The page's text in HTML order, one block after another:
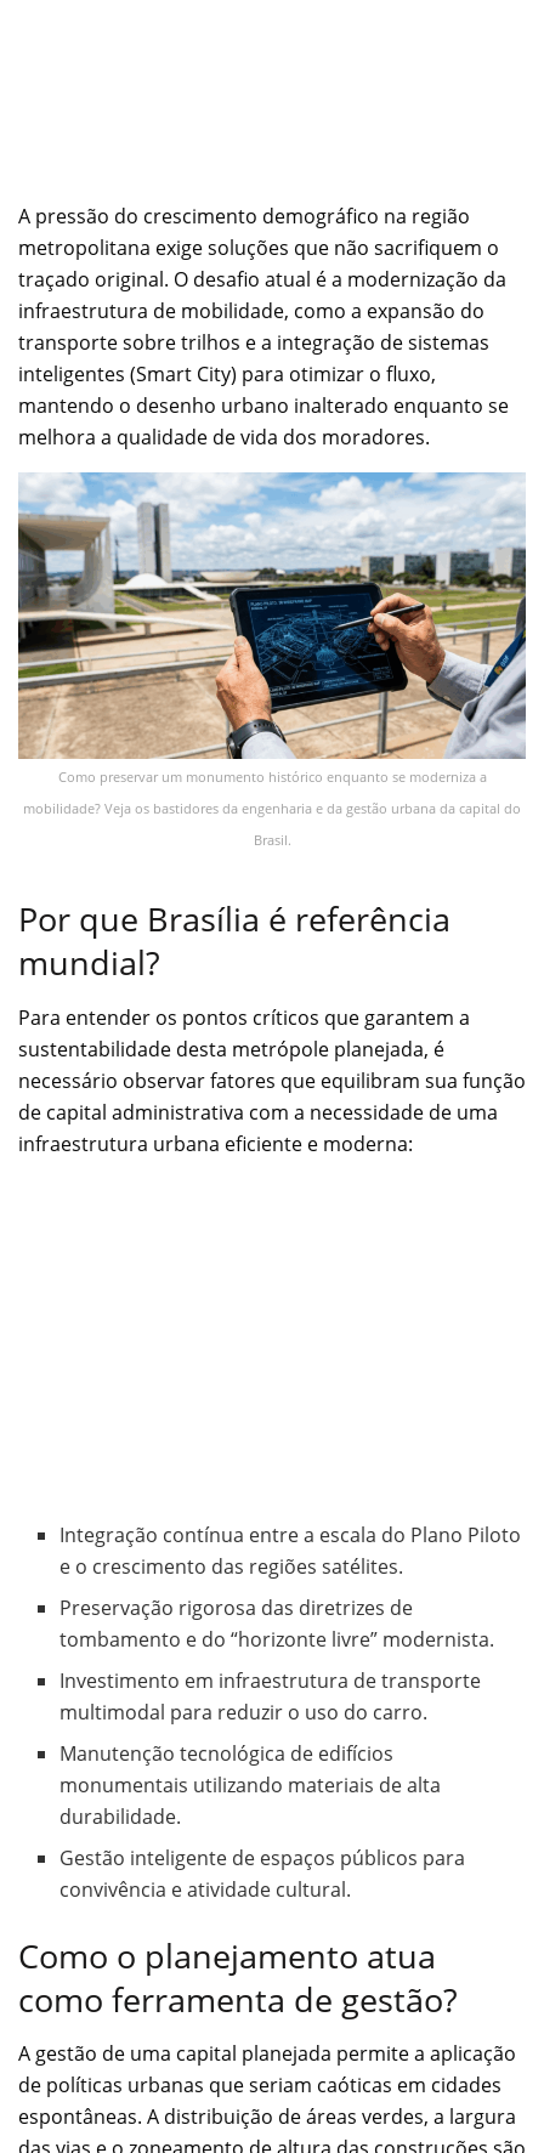
A pressão do crescimento demográfico na região
metropolitana exige soluções que não sacrifiquem o
traçado original. O desafio atual é a modernização da
infraestrutura de mobilidade, como a expansão do
transporte sobre trilhos e a integração de sistemas
inteligentes (Smart City) para otimizar o fluxo,
mantendo o desenho urbano inalterado enquanto se
melhora a qualidade de vida dos moradores.
Como preservar um monumento histórico enquanto se moderniza a
mobilidade? Veja os bastidores da engenharia e da gestão urbana da capital do
Brasil.
Por que Brasília é referência
mundial?
Para entender os pontos críticos que garantem a
sustentabilidade desta metrópole planejada, é
necessário observar fatores que equilibram sua função
de capital administrativa com a necessidade de uma
infraestrutura urbana eficiente e moderna:
Integração contínua entre a escala do Plano Piloto
e o crescimento das regiões satélites.
Preservação rigorosa das diretrizes de
tombamento e do “horizonte livre” modernista.
Investimento em infraestrutura de transporte
multimodal para reduzir o uso do carro.
Manutenção tecnológica de edifícios
monumentais utilizando materiais de alta
durabilidade.
Gestão inteligente de espaços públicos para
convivência e atividade cultural.
Como o planejamento atua
como ferramenta de gestão?
A gestão de uma capital planejada permite a aplicação
de políticas urbanas que seriam caóticas em cidades
espontâneas. A distribuição de áreas verdes, a largura